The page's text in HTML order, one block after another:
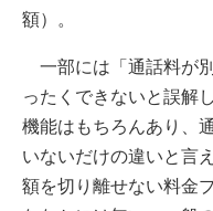
額）。
一部には「通話料が
ったくできないと誤解
機能はもちろんあり、
いないだけの違いと言
額を切り離せない料金